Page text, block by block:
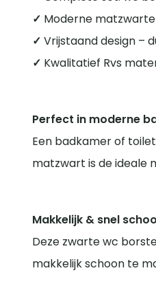
✓ Moderne
✓ Vrijstaand design –
✓ Kwalitatief Rvs
Perfect in moderne
Een badkamer of
matzwart is de ideale
Makkelijk & snel
Deze zwarte wc
makkelijk schoon te